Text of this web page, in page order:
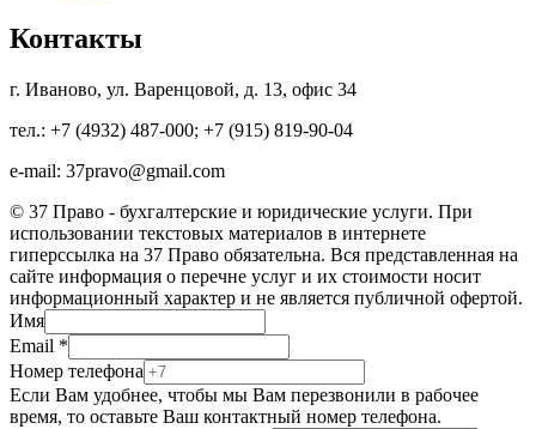
Контакты
г. Иваново, ул. Варенцовой, д. 13, офис 34
тел.: +7 (4932) 487-000; +7 (915) 819-90-04
e-mail: 37pravo@gmail.com
© 37 Право - бухгалтерские и юридические услуги. При
использовании текстовых материалов в интернете
гиперссылка на 37 Право обязательна. Вся представленная на
сайте информация о перечне услуг и их стоимости носит
информационный характер и не является публичной офертой.
Имя
Email *
Номер телефона
Если Вам удобнее, чтобы мы Вам перезвонили в рабочее
время, то оставьте Ваш контактный номер телефона.